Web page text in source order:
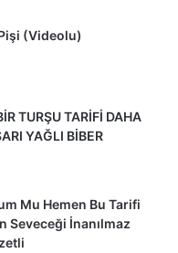
(Videolu)
TURŞU TARİFİ DAHA
YAĞLI BİBER
Mu Hemen Bu Tarifi
Seveceği İnanılmaz